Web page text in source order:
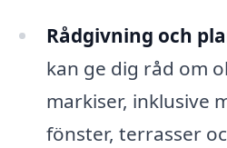
Rådgivning och
kan ge dig råd om
markiser, inklusive
fönster, terrasser